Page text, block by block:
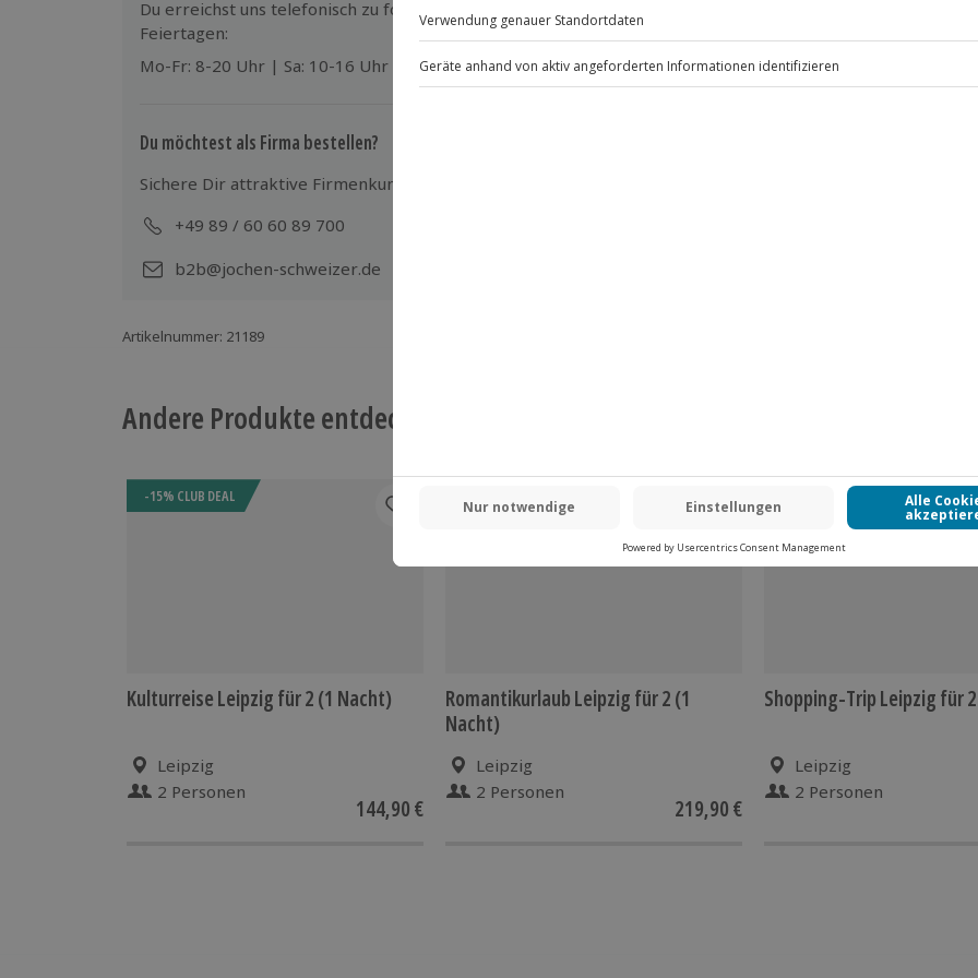
Für die lokale Steuer können Zusatzkosten anfallen (die Kosten sind vor
Ort zu begleichen)
Hin- und Rückreise sind im Preis nicht inbegriffen
Kinder im Zimmer der Eltern (kostenfrei bis 12 Jahre im Bett der Eltern)
Parkplatz
Du erreichst uns telefonisch zu folgenden Zeiten, außer an bundesweiten
Feiertagen:
Mo-Fr: 8-20 Uhr | Sa: 10-16 Uhr
Du möchtest als Firma bestellen?
Sichere Dir attraktive Firmenkunden Vorteile.
+49 89 / 60 60 89 700
b2b@jochen-schweizer.de
Artikelnummer: 21189
Andere Produkte entdecken
-15% CLUB DEAL
Kulturreise Leipzig für 2 (1 Nacht)
Leipzig
2 Personen
144,90 €
Romantikurlaub Leipzig für 2 (1
Nacht)
Leipzig
2 Personen
219,90 €
Shopping-Trip Leipzig für
Leipzig
2 Personen